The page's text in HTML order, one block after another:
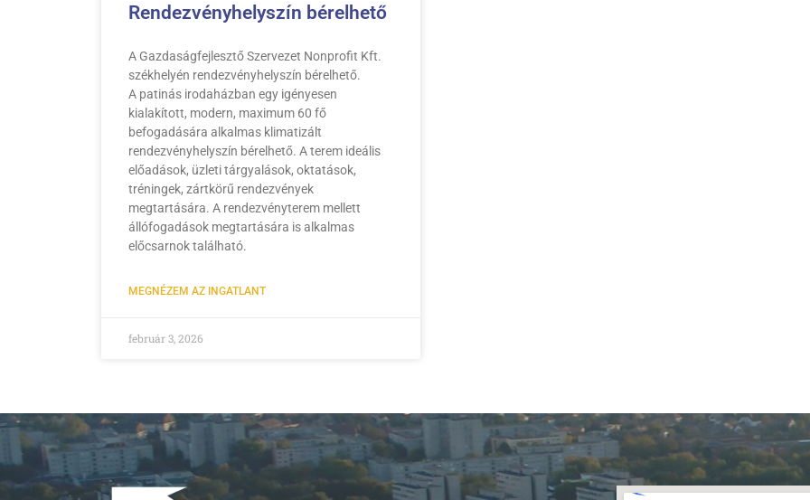
Rendezvényhelyszín bérelhető
A Gazdaságfejlesztő Szervezet Nonprofit Kft.
székhelyén rendezvényhelyszín bérelhető.
A patinás irodaházban egy igényesen
kialakított, modern, maximum 60 fő
befogadására alkalmas klimatizált
rendezvényhelyszín bérelhető. A terem ideális
előadások, üzleti tárgyalások, oktatások,
tréningek, zártkörű rendezvények
megtartására. A rendezvényterem mellett
állófogadások megtartására is alkalmas
előcsarnok található.
MEGNÉZEM AZ INGATLANT
február 3, 2026